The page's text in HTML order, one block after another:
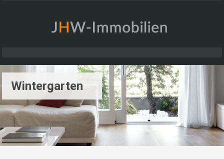
Wintergarten